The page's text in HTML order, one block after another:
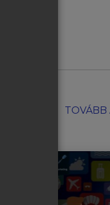
TOVÁBB